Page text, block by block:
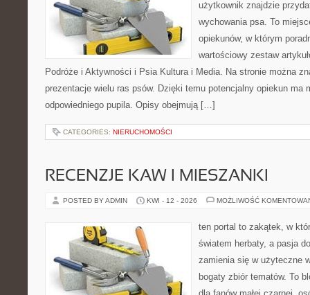
użytkownik znajdzie
wychowania psa. To
opiekunów, w którym
wartościowy zestaw
Podróże i Aktywności i Psia Kultura i Media. Na stronie można
prezentacje wielu ras psów. Dzięki temu potencjalny opiekun ma
odpowiedniego pupila. Opisy obejmują […]
CATEGORIES: NIERUCHOMOŚCI
RECENZJE KAW I MIESZANKI
POSTED BY ADMIN KWI - 12 - 2026 MOŻLIWOŚĆ
ten portal to zakątek, w
światem herbaty, a pasja
zamienia się w użyteczne
bogaty zbiór tematów. To